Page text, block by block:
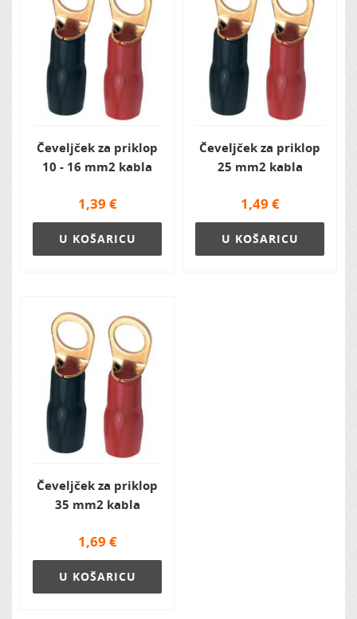
Čeveljček za priklop
10 - 16 mm2 kabla
1,39 €
U KOŠARICU
Čeveljček za priklop
25 mm2 kabla
1,49 €
U KOŠARICU
Čeveljček za priklop
35 mm2 kabla
1,69 €
U KOŠARICU